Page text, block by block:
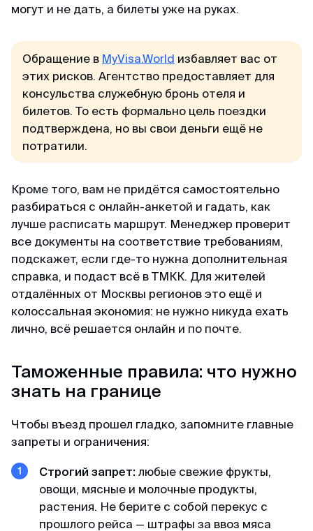
могут и не дать, а билеты уже на руках.
Обращение в MyVisa.World избавляет вас от
этих рисков. Агентство предоставляет для
консульства служебную бронь отеля и
билетов. То есть формально цель поездки
подтверждена, но вы свои деньги ещё не
потратили.
Кроме того, вам не придётся самостоятельно
разбираться с онлайн-анкетой и гадать, как
лучше расписать маршрут. Менеджер проверит
все документы на соответствие требованиям,
подскажет, если где-то нужна дополнительная
справка, и подаст всё в ТМКК. Для жителей
отдалённых от Москвы регионов это ещё и
колоссальная экономия: не нужно никуда ехать
лично, всё решается онлайн и по почте.
Таможенные правила: что нужно
знать на границе
Чтобы въезд прошел гладко, запомните главные
запреты и ограничения:
Строгий запрет: любые свежие фрукты,
овощи, мясные и молочные продукты,
растения. Не берите с собой перекус с
прошлого рейса — штрафы за ввоз мяса